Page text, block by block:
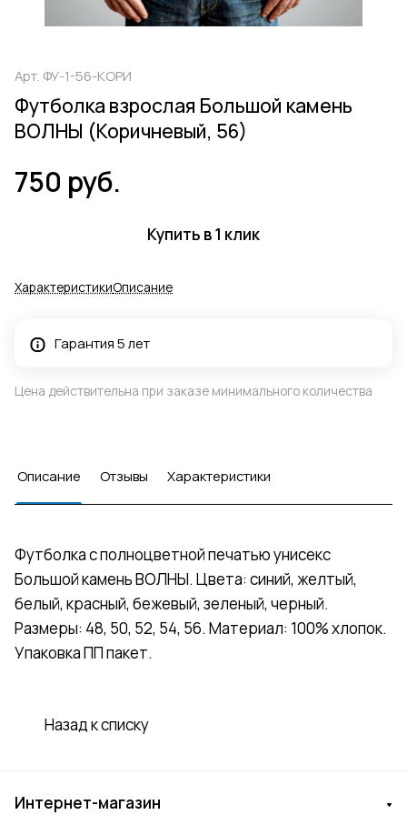
Арт. ФУ-1-56-КОРИ
Футболка взрослая Большой камень
ВОЛНЫ (Коричневый, 56)
750 руб.
Купить в 1 клик
ХарактеристикиОписание
Гарантия 5 лет
Цена действительна при заказе минимального количества
Описание Отзывы Характеристики
Футболка с полноцветной печатью унисекс
Большой камень ВОЛНЫ. Цвета: синий, желтый,
белый, красный, бежевый, зеленый, черный.
Размеры: 48, 50, 52, 54, 56. Материал: 100% хлопок.
Упаковка ПП пакет.
Назад к списку
Интернет-магазин